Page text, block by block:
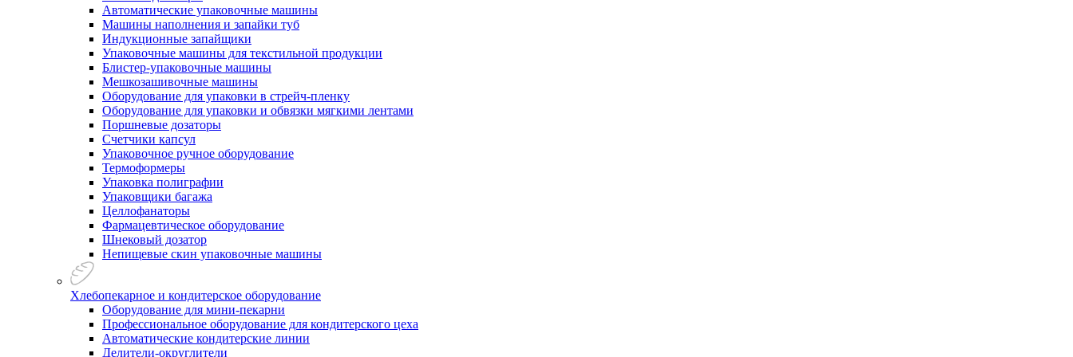
Автоматические упаковочные машины
Машины наполнения и запайки туб
Индукционные запайщики
Упаковочные машины для текстильной продукции
Блистер-упаковочные машины
Мешкозашивочные машины
Оборудование для упаковки в стрейч-пленку
Оборудование для упаковки и обвязки мягкими лентами
Поршневые дозаторы
Счетчики капсул
Упаковочное ручное оборудование
Термоформеры
Упаковка полиграфии
Упаковщики багажа
Целлофанаторы
Фармацевтическое оборудование
Шнековый дозатор
Непищевые скин упаковочные машины
Хлебопекарное и кондитерское оборудование
Оборудование для мини-пекарни
Профессиональное оборудование для кондитерского цеха
Автоматические кондитерские линии
Делители-округлители